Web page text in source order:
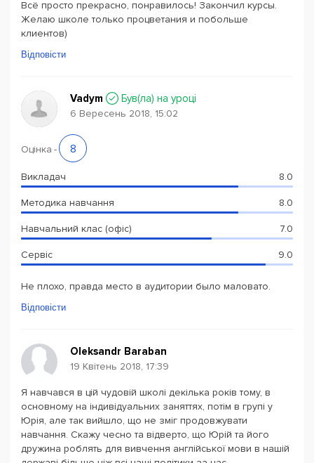
Всё просто прекрасно, понравилось! Закончил курсы.
Желаю школе только процветания и побольше
клиентов)
Відповісти
Vadym Був(ла) на уроці
6 Вересень 2018, 15:02
Оцінка - 8
Викладач 8.0
Методика навчання 8.0
Навчальний клас (офіс) 7.0
Сервіс 9.0
Не плохо, правда место в аудитории было маловато.
Відповісти
Oleksandr Baraban
19 Квітень 2018, 17:39
Я навчався в цій чудовій школі декілька років тому, в
основному на індивідуальних заняттях, потім в групі у
Юрія, але так вийшло, що не зміг продовжувати
навчання. Скажу чесно та відверто, що Юрій та його
дружина роблять для вивчення англійської мови в нашій